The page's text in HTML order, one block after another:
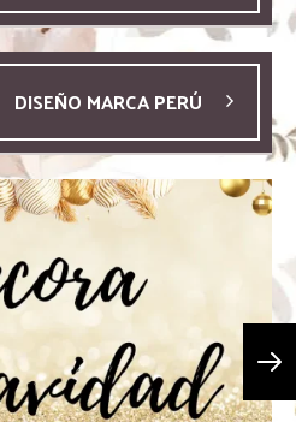
DISEÑO MARCA PERÚ